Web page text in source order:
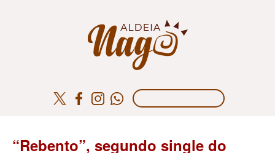
“Rebento”, segundo single do